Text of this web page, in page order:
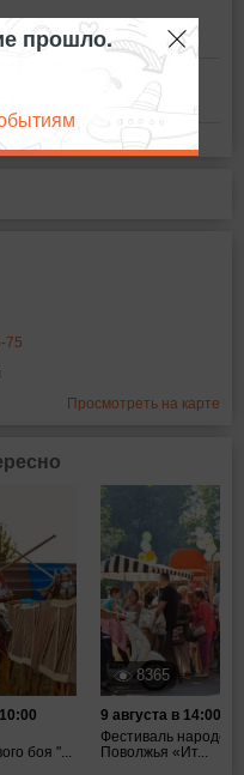
75
Просмотреть на карте
боя "...
8365
9 августа в 14:00
Фестиваль народов
Поволжья «Ит...
прошло.